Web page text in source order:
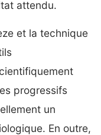
attendu.
et la technique
progressifs
un
En outre,